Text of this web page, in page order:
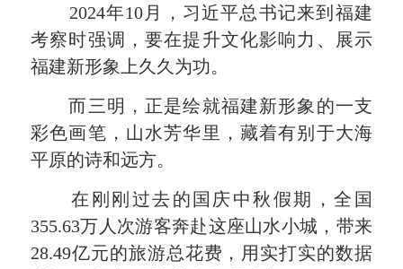
2024年10月，习近平总书记来到福建
考察时强调，要在提升文化影响力、展示
福建新形象上久久为功。
而三明，正是绘就福建新形象的一支
彩色画笔，山水芳华里，藏着有别于大海
平原的诗和远方。
在刚刚过去的国庆中秋假期，全国
355.63万人次游客奔赴这座山水小城，带来
28.49亿元的旅游总花费，用实打实的数据